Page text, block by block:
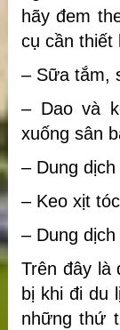
hãy đem
cụ cần thiết
– Sữa tắm,
– Dao và
xuống sân
– Dung
– Keo xịt
– Dung
Trên đây là
bị khi đi du
những thứ